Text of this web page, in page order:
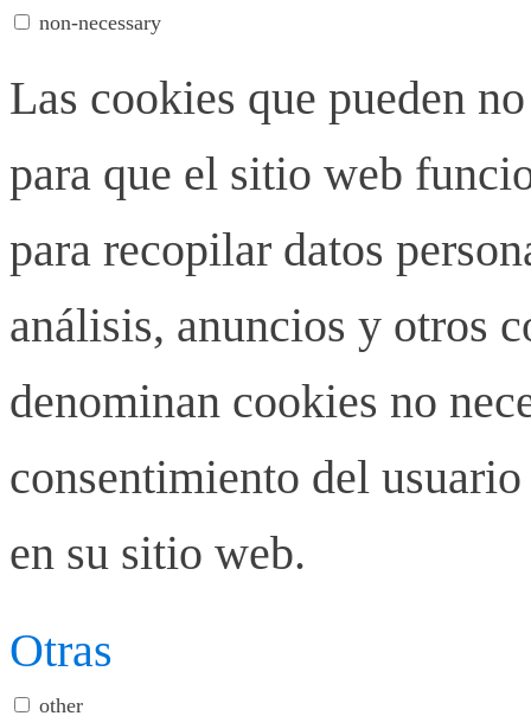
non-necessary
Las cookies que pueden
para que el sitio web
para recopilar datos
análisis, anuncios y otros
denominan cookies no
consentimiento del
en su sitio web.
Otras
other